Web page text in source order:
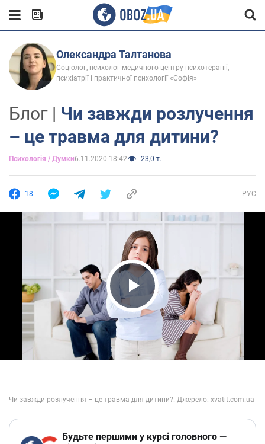
Олександра Талтанова
Cоціолог, психолог медичного центру психотерапії,
психіатрії і практичної психології «Софія»
Блог | Чи завжди розлучення
– це травма для дитини?
Психологія / Думки6.11.2020 18:42 23,0 т.
18 РУС
Play Video
Будьте першими у курсі головного —